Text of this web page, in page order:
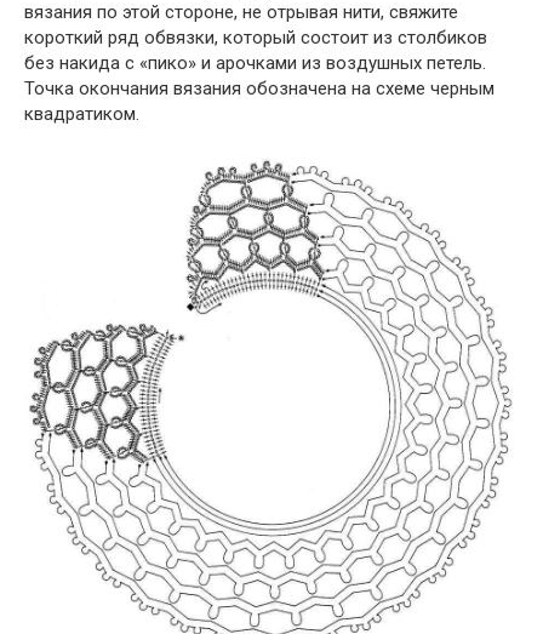
вязания по этой стороне, не отрывая нити, свяжите
короткий ряд обвязки, который состоит из столбиков
без накида с «пико» и арочками из воздушных петель.
Точка окончания вязания обозначена на схеме черным
квадратиком.